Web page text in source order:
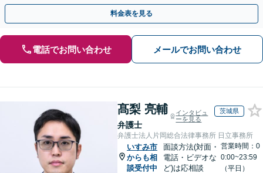
との連携力を活かした最適解の追求【WEB面談対応】
料金表を見る
電話でお問い合わせ メールでお問い合わせ
髙梨 亮輔
弁護士
インタビュ
ーを見る
茨城県
弁護士法人片岡総合法律事務所 日立事務所
いすみ市
からも相
談受付中
面談方法(対面・
電話・ビデオな
ど)は応相談
営業時間：0
0:00~23:59
（平日）